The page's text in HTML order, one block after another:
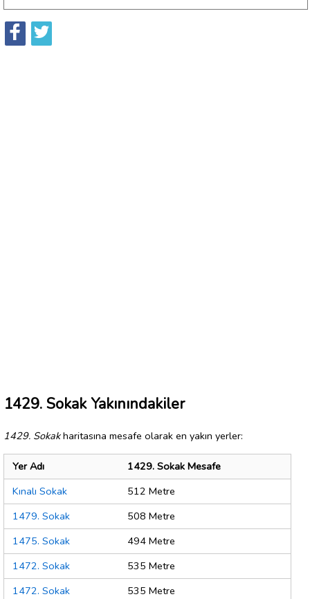
1429. Sokak Yakınındakiler
1429. Sokakharitasına mesafe olarak en yakın yerler:
Yer Adı
1429. Sokak Mesafe
Kınalı Sokak
512 Metre
1479. Sokak
508 Metre
1475. Sokak
494 Metre
1472. Sokak
535 Metre
1472. Sokak
535 Metre